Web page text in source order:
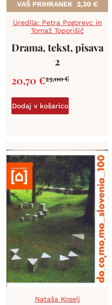
VAŠ PRIHRANEK 2,30 €
Uredila: Petra Pogorevc in
Tomaž Toporišič
Drama, tekst, pisava
2
23,00€
20,70 €
Dodaj v košarico
Nataša Koselj